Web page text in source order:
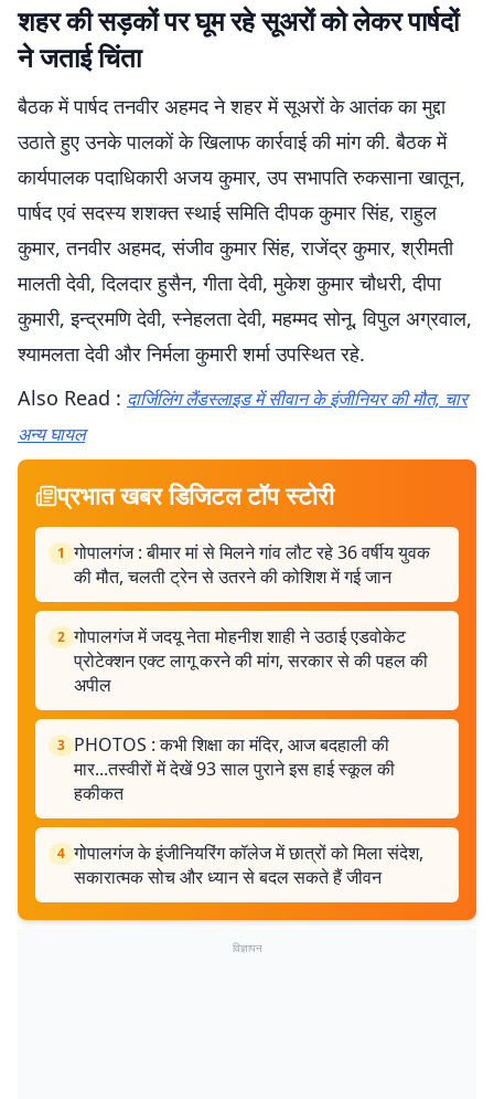
शहर की सड़कों पर घूम रहे सूअरों को लेकर पार्षदों
ने जताई चिंता
बैठक में पार्षद तनवीर अहमद ने शहर में सूअरों के आतंक का मुद्दा
उठाते हुए उनके पालकों के खिलाफ कार्रवाई की मांग की. बैठक में
कार्यपालक पदाधिकारी अजय कुमार, उप सभापति रुकसाना खातून,
पार्षद एवं सदस्य शशक्त स्थाई समिति दीपक कुमार सिंह, राहुल
कुमार, तनवीर अहमद, संजीव कुमार सिंह, राजेंद्र कुमार, श्रीमती
मालती देवी, दिलदार हुसैन, गीता देवी, मुकेश कुमार चौधरी, दीपा
कुमारी, इन्द्रमणि देवी, स्नेहलता देवी, महम्मद सोनू, विपुल अग्रवाल,
श्यामलता देवी और निर्मला कुमारी शर्मा उपस्थित रहे.
Also Read : दार्जिलिंग लैंडस्लाइड में सीवान के इंजीनियर की मौत, चार
अन्य घायल
प्रभात खबर डिजिटल टॉप स्टोरी
1 गोपालगंज : बीमार मां से मिलने गांव लौट रहे 36 वर्षीय युवक
की मौत, चलती ट्रेन से उतरने की कोशिश में गई जान
2 गोपालगंज में जदयू नेता मोहनीश शाही ने उठाई एडवोकेट
प्रोटेक्शन एक्ट लागू करने की मांग, सरकार से की पहल की
अपील
3 PHOTOS : कभी शिक्षा का मंदिर, आज बदहाली की
मार...तस्वीरों में देखें 93 साल पुराने इस हाई स्कूल की
हकीकत
4 गोपालगंज के इंजीनियरिंग कॉलेज में छात्रों को मिला संदेश,
सकारात्मक सोच और ध्यान से बदल सकते हैं जीवन
विज्ञापन